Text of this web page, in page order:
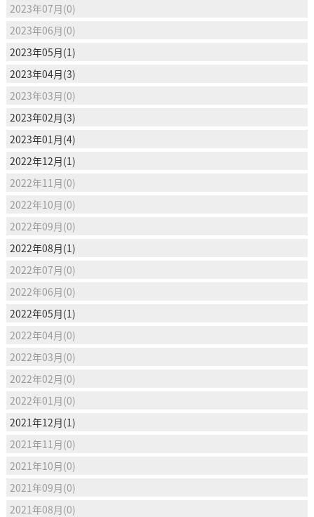
2023年07月(0)
2023年06月(0)
2023年05月(1)
2023年04月(3)
2023年03月(0)
2023年02月(3)
2023年01月(4)
2022年12月(1)
2022年11月(0)
2022年10月(0)
2022年09月(0)
2022年08月(1)
2022年07月(0)
2022年06月(0)
2022年05月(1)
2022年04月(0)
2022年03月(0)
2022年02月(0)
2022年01月(0)
2021年12月(1)
2021年11月(0)
2021年10月(0)
2021年09月(0)
2021年08月(0)